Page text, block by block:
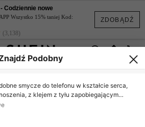
ZDOBĄDŹ
Codziennie nowe
Wszystko 15% taniej Kod:
(3,138)
Podobny
smycze do telefonu w kształcie serca,
z klejem z tyłu zapobiegającym
stylowe i wykwintne, dzięki czemu idealnie
prezent urodzinowy i świąteczny dla matek,
a także jako zawieszki i łańcuszki do